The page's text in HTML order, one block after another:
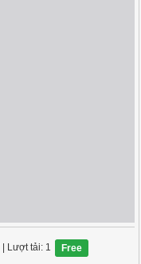
| Lượt tải: 1 Free